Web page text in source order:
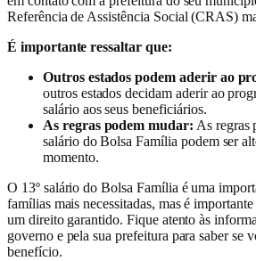
Referência de Assistência Social (CRAS)
É importante ressaltar que:
Outros estados podem aderir ao
outros estados decidam aderir ao
salário aos seus beneficiários.
As regras podem mudar: As regras
salário do Bolsa Família podem ser
momento.
O 13º salário do Bolsa Família é uma
famílias mais necessitadas, mas é
um direito garantido. Fique atento às
governo e pela sua prefeitura para saber se
benefício.